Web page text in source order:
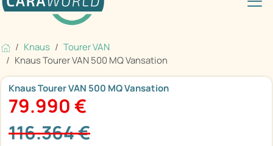
Knaus
Tourer VAN
Knaus Tourer VAN 500 MQ Vansation
Knaus Tourer VAN 500 MQ Vansation
79.990 €
116.364 €